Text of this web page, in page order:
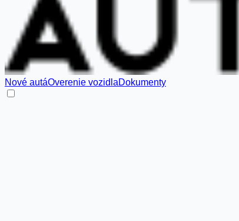
Nové autáOverenie vozidlaDokumenty